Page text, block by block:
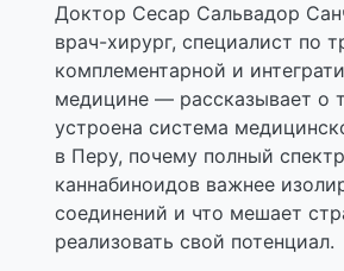
Доктор Сесар Сальвадор
врач-хирург, специалист по
комплементарной и
медицине — рассказывает о
устроена система
в Перу, почему полный спектр
каннабиноидов важнее
соединений и что мешает
реализовать свой потенциал.